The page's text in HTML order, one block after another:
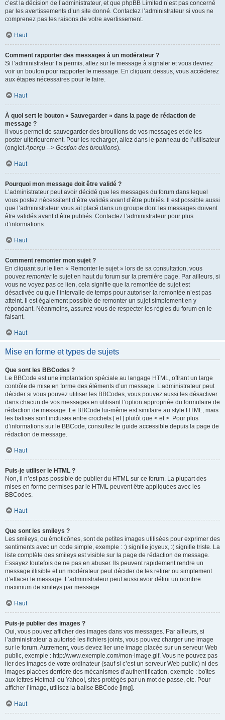
c’est la décision de l’administrateur, et que phpBB Limited n’est pas concerné
par les avertissements d’un site donné. Contactez l’administrateur si vous ne
comprenez pas les raisons de votre avertissement.
Haut
Comment rapporter des messages à un modérateur ?
Si l’administrateur l’a permis, allez sur le message à signaler et vous devriez
voir un bouton pour rapporter le message. En cliquant dessus, vous accéderez
aux étapes nécessaires pour le faire.
Haut
À quoi sert le bouton « Sauvegarder » dans la page de rédaction de
message ?
Il vous permet de sauvegarder des brouillons de vos messages et de les
poster ultérieurement. Pour les recharger, allez dans le panneau de l’utilisateur
(ongletAperçu --> Gestion des brouillons).
Haut
Pourquoi mon message doit être validé ?
L’administrateur peut avoir décidé que les messages du forum dans lequel
vous postez nécessitent d’être validés avant d’être publiés. Il est possible aussi
que l’administrateur vous ait placé dans un groupe dont les messages doivent
être validés avant d’être publiés. Contactez l’administrateur pour plus
d’informations.
Haut
Comment remonter mon sujet ?
En cliquant sur le lien « Remonter le sujet » lors de sa consultation, vous
pouvez remonterle sujet en haut du forum sur la première page. Par ailleurs, si
vous ne voyez pas ce lien, cela signifie que la remontée de sujet est
désactivée ou que l’intervalle de temps pour autoriser la remontée n’est pas
atteint. Il est également possible de remonter un sujet simplement en y
répondant. Néanmoins, assurez-vous de respecter les règles du forum en le
faisant.
Haut
Mise en forme et types de sujets
Que sont les BBCodes ?
Le BBCode est une implantation spéciale au langage HTML, offrant un large
contrôle de mise en forme des éléments d’un message. L’administrateur peut
décider si vous pouvez utiliser les BBCodes, vous pouvez aussi les désactiver
dans chacun de vos messages en utilisant l’option appropriée du formulaire de
rédaction de message. Le BBCode lui-même est similaire au style HTML, mais
les balises sont incluses entre crochets [ et ] plutôt que < et >. Pour plus
d’informations sur le BBCode, consultez le guide accessible depuis la page de
rédaction de message.
Haut
Puis-je utiliser le HTML ?
Non, il n’est pas possible de publier du HTML sur ce forum. La plupart des
mises en forme permises par le HTML peuvent être appliquées avec les
BBCodes.
Haut
Que sont les smileys ?
Les smileys, ou émoticônes, sont de petites images utilisées pour exprimer des
sentiments avec un code simple, exemple : :) signifie joyeux, :( signifie triste. La
liste complète des smileys est visible sur la page de rédaction de message.
Essayez toutefois de ne pas en abuser. Ils peuvent rapidement rendre un
message illisible et un modérateur peut décider de les retirer ou simplement
d’effacer le message. L’administrateur peut aussi avoir défini un nombre
maximum de smileys par message.
Haut
Puis-je publier des images ?
Oui, vous pouvez afficher des images dans vos messages. Par ailleurs, si
l’administrateur a autorisé les fichiers joints, vous pouvez charger une image
sur le forum. Autrement, vous devez lier une image placée sur un serveur Web
public, exemple : http://www.exemple.com/mon-image.gif. Vous ne pouvez pas
lier des images de votre ordinateur (sauf si c’est un serveur Web public) ni des
images placées derrière des mécanismes d’authentification, exemple : boîtes
aux lettres Hotmail ou Yahoo!, sites protégés par un mot de passe, etc. Pour
afficher l’image, utilisez la balise BBCode [img].
Haut